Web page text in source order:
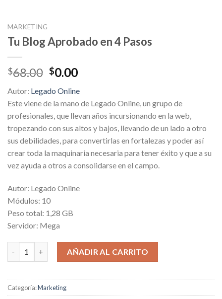
MARKETING
Tu Blog Aprobado en 4 Pasos
$68.00 Original
was:
$68.00.
$0.00Current
is:
$0.00.
Autor: Legado Online
Este viene de la mano de Legado Online, un grupo de
profesionales, que llevan años incursionando en la web,
tropezando con sus altos y bajos, llevando de un lado a otro
sus debilidades, para convertirlas en fortalezas y poder así
crear toda la maquinaria necesaria para tener éxito y que a su
vez ayuda a otros a consolidarse en el campo.
Autor: Legado Online
Módulos: 10
Peso total: 1,28 GB
Servidor: Mega
Tu Blog Aprobado en 4 Pasos cantidad
AÑADIR AL CARRITO
Categoría:Marketing